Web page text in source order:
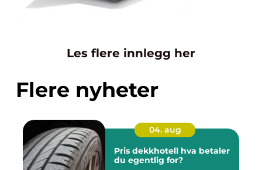
Les flere innlegg her
Flere nyheter
04. aug
Pris dekkhotell hva betaler
du egentlig for?